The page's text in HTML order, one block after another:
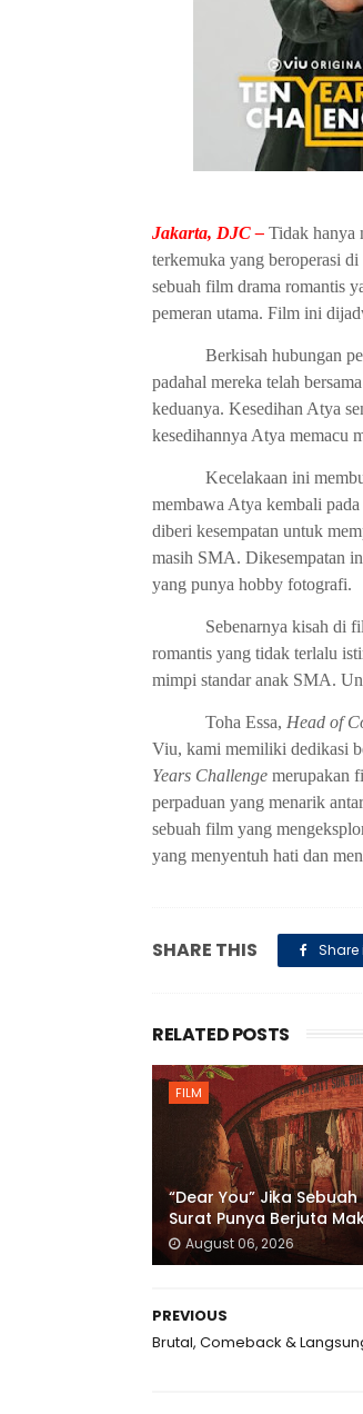
Jakarta, DJC – Tidak hanya
terkemuka yang beroperasi
sebuah film drama romantis
pemeran utama. Film ini
Berkisah hubungan
padahal mereka telah
keduanya. Kesedihan Atya
kesedihannya Atya memacu
Kecelakaan ini
membawa Atya kembali
diberi kesempatan untuk
masih SMA. Dikesempatan
yang punya hobby fotografi.
Sebenarnya kisah di
romantis yang tidak terlalu
mimpi standar anak SMA.
Toha Essa, Head of
Viu, kami memiliki dedikasi
Years Challenge merupakan
perpaduan yang menarik
sebuah film yang
yang menyentuh hati dan
SHARE THIS Share
RELATED POSTS
FILM
“Dear You” Jika Sebuah
Surat Punya Berjuta
August 06, 2026
PREVIOUS
Brutal, Comeback &